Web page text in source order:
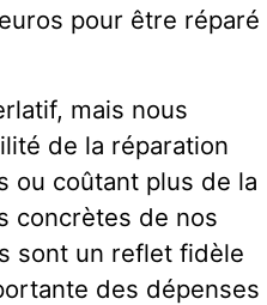
pour être réparé
mais nous
de la réparation
ou coûtant plus de la
concrètes de nos
sont un reflet fidèle
des dépenses